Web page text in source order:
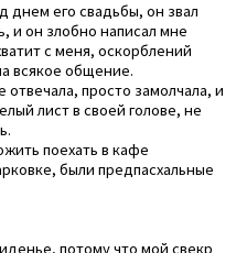
днем его свадьбы, он звал
и он злобно написал мне
с меня, оскорблений
всякое общение.
просто замолчала, и
лист в своей голове, не
поехать в кафе
были предпасхальные